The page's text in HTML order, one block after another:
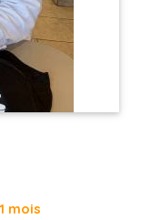
mois